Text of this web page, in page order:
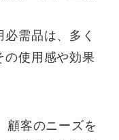
需品は、多く
の使用感や効果
顧客のニーズを